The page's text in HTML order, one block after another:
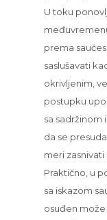
U toku
prema
saslušavati
okrivljenim,
postupku
sa sadržinom
da se
meri
Praktično, u
sa iskazom
osuđen može